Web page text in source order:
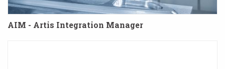
AIM - Artis Integration Manager